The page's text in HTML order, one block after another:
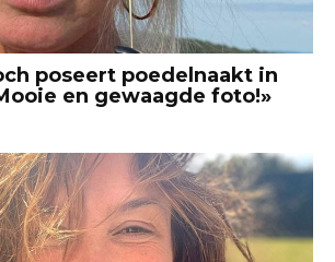
poseert poedelnaakt in
en gewaagde foto!»